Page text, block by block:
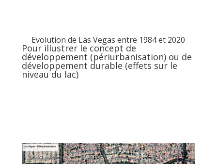
Evolution de Las Vegas entre 1984 et 2020
Pour illustrer le concept de
développement (périurbanisation) ou de
développement durable (effets sur le
niveau du lac)